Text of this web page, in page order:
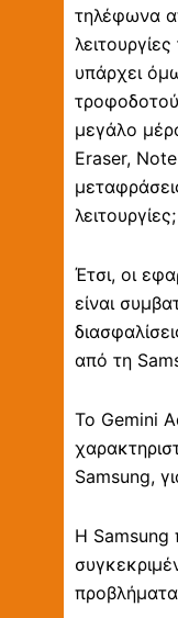
τηλέφωνα
υπάρχει
μεγάλο
Eraser,
λειτουργίες;
Έτσι, οι
είναι
από τη
Το Gemini
Samsung,
Η Samsung